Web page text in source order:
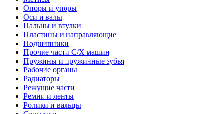
Опоры и упоры
Оси и валы
Пальцы и втулки
Пластины и направляющие
Подшипники
Прочие части С/Х машин
Пружины и пружинные зубья
Рабочие органы
Радиаторы
Режущие части
Ремни и ленты
Ролики и вальцы